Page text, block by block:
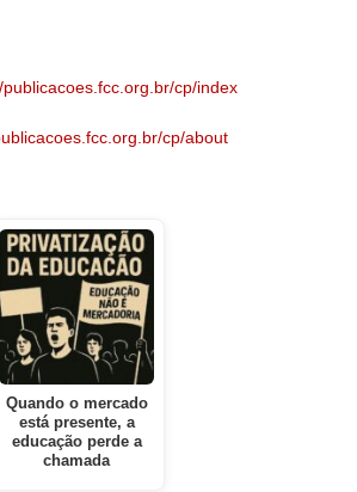
publicacoes.fcc.org.br/cp/index
cp/about
Quando o mercado
está presente, a
educação perde a
chamada